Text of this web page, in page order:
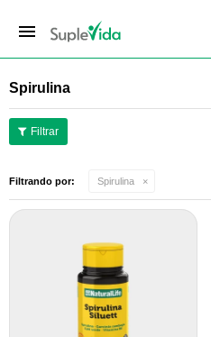
menu
Spirulina
Filtrando por: Spirulina